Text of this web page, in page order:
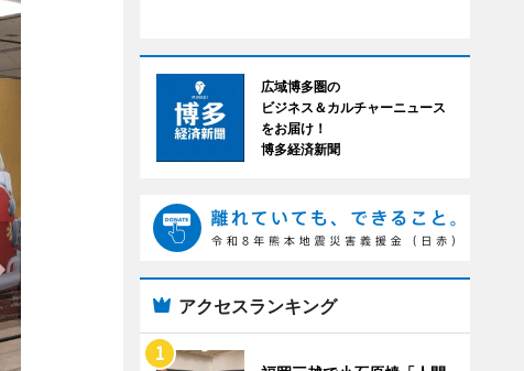
広域博多圏の
ビジネス＆カルチャーニュース
をお届け！
博多経済新聞
アクセスランキング